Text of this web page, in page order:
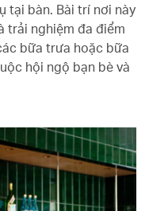
tại bàn. Bài trí nơi này
trải nghiệm đa điểm
bữa trưa hoặc bữa
hội ngộ bạn bè và